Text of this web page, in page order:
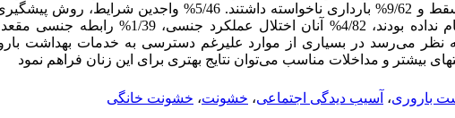
به نظر می‌رسد در بسیاری از موارد علیرغم دسترسی به خدمات بهداشت
بیشتر و مداخلات مناسب می‌توان نتایج بهتری برای این زنان فراهم نمود
باروری، آسیب دیدگی اجتماعی، خشونت، خشونت خانگی